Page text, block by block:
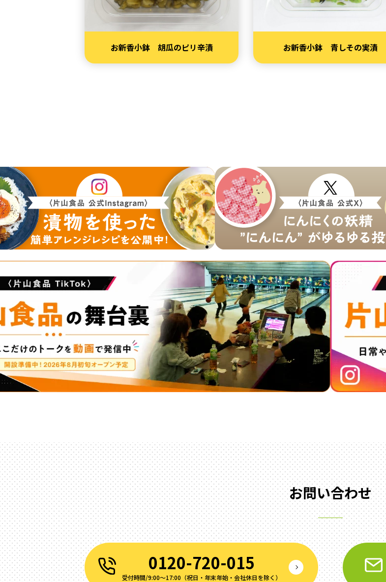
お新香小鉢 胡瓜のピリ辛漬 お新香小鉢 青しその実漬
お問い合わせ
0120-720-015
受付時間/9:00～17:00（祝⽇‧年末年始‧会社休⽇を除く）